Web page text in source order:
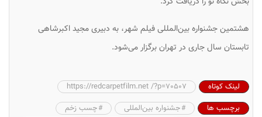
هشتمین جشنواره بین‌المللی فیلم شهر، به دبیری مجید اکبرشاهی
تابستان سال جاری در تهران برگزار می‌شود.
لینک کوتاه
https://redcarpetfilm.net /?p=70507
برچسب ها
جشنواره بین‌المللی
چسب زخم